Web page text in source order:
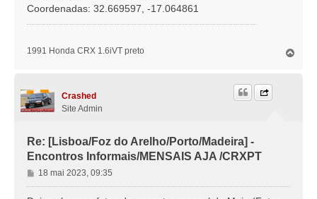
Coordenadas: 32.669597, -17.064861
1991 Honda CRX 1.6iVT preto
Crashed
Site Admin
Re: [Lisboa/Foz do Arelho/Porto/Madeira] -
Encontros Informais/MENSAIS AJA /CRXPT
M
e
18 mai 2023, 09:35